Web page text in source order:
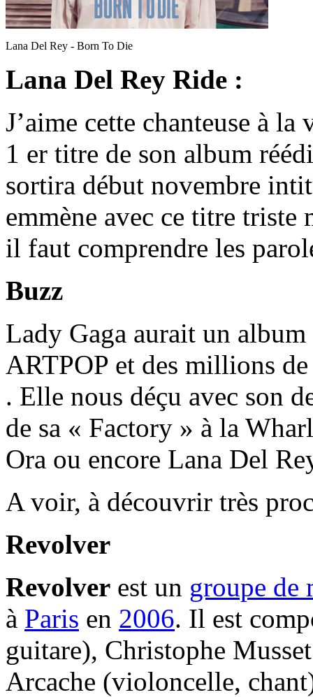
Lana Del Rey - Born To Die
Lana Del Rey Ride :
J’aime cette chanteuse à
1 er titre de son album
sortira début novembre
emmène avec ce titre
il faut comprendre les
Buzz
Lady Gaga aurait un
ARTPOP et des millions
. Elle nous déçu avec son
de sa « Factory » à la
Ora ou encore Lana Del
A voir, à découvrir très
Revolver
Revolver est un groupe de
à Paris en 2006. Il est
guitare), Christophe
Arcache (violoncelle,